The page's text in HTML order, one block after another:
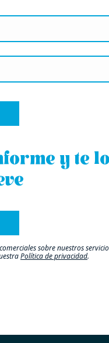
y te lo
sobre nuestros
Política de privacidad.